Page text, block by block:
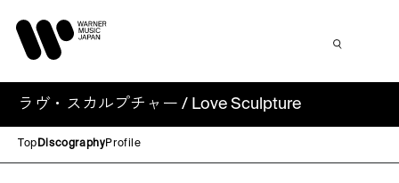
ラヴ・スカルプチャー / Love Sculpture
Top DiscographyProfile